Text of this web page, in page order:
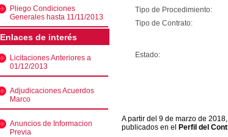
Pliego Condiciones
Generales hasta 11/11/2013
Enlaces de interés
Licitaciones Anteriores a
01/12/2013
Adjudicaciones Acuerdos
Marco
Anuncios de Informacion
Previa
Tipo de Procedimiento:
Tipo de Contrato:
Estado:
A partir del 9 de marzo de
publicados en el
Perfil del